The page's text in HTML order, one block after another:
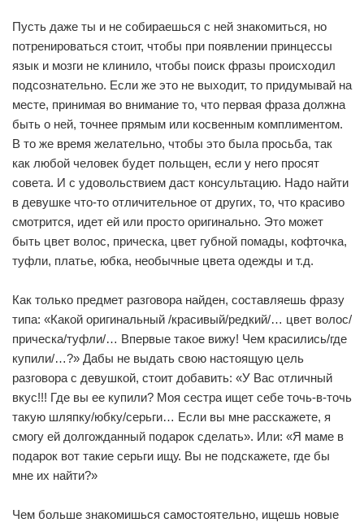
Пусть даже ты и не собираешься с ней знакомиться, но
потренироваться стоит, чтобы при появлении принцессы
язык и мозги не клинило, чтобы поиск фразы происходил
подсознательно. Если же это не выходит, то придумывай на
месте, принимая во внимание то, что первая фраза должна
быть о ней, точнее прямым или косвенным комплиментом.
В то же время желательно, чтобы это была просьба, так
как любой человек будет польщен, если у него просят
совета. И с удовольствием даст консультацию. Надо найти
в девушке что-то отличительное от других, то, что красиво
смотрится, идет ей или просто оригинально. Это может
быть цвет волос, прическа, цвет губной помады, кофточка,
туфли, платье, юбка, необычные цвета одежды и т.д.
Как только предмет разговора найден, составляешь фразу
типа: «Какой оригинальный /красивый/редкий/… цвет волос/
прическа/туфли/… Впервые такое вижу! Чем красились/где
купили/…?» Дабы не выдать свою настоящую цель
разговора с девушкой, стоит добавить: «У Вас отличный
вкус!!! Где вы ее купили? Моя сестра ищет себе точь-в-точь
такую шляпку/юбку/серьги… Если вы мне расскажете, я
смогу ей долгожданный подарок сделать». Или: «Я маме в
подарок вот такие серьги ищу. Вы не подскажете, где бы
мне их найти?»
Чем больше знакомишься самостоятельно, ищешь новые